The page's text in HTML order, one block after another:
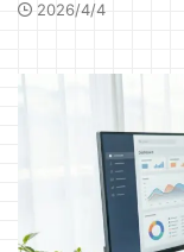
2026/4/4